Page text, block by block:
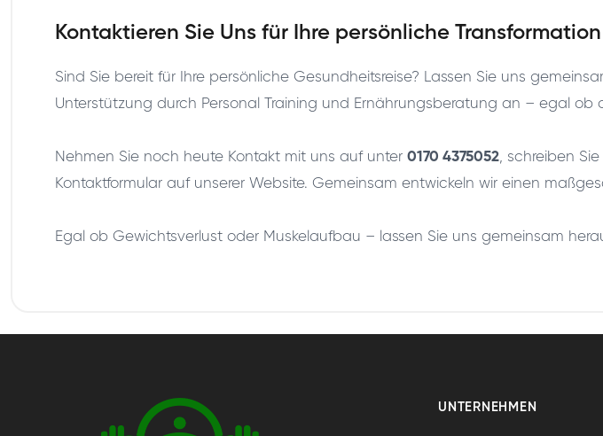
Kontaktieren Sie Uns für Ihre persönliche Transformation
Sind Sie bereit für Ihre persönliche Gesundheitsreise? Lassen Sie uns
Unterstützung durch Personal Training und Ernährungsberatung an – egal ob
Nehmen Sie noch heute Kontakt mit uns auf unter 0170 4375052, schreiben
Kontaktformular auf unserer Website. Gemeinsam entwickeln wir einen
Egal ob Gewichtsverlust oder Muskelaufbau – lassen Sie uns gemeinsam
UNTERNEHMEN